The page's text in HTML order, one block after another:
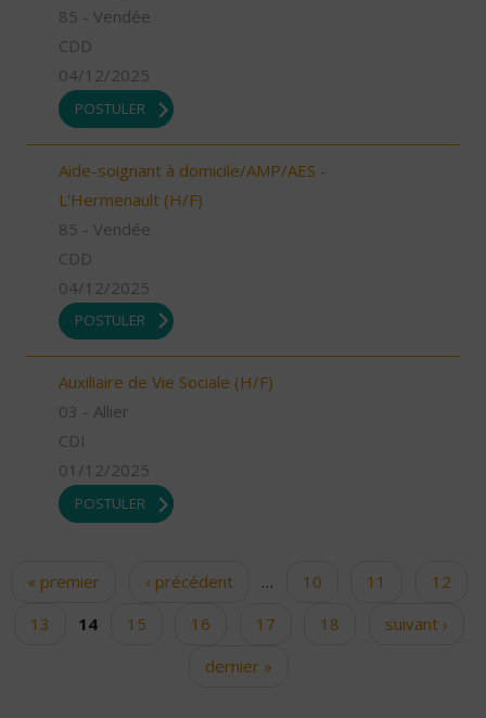
85 - Vendée
CDD
04/12/2025
POSTULER
Aide-soignant à domicile/AMP/AES -
L'Hermenault (H/F)
85 - Vendée
CDD
04/12/2025
POSTULER
Auxiliaire de Vie Sociale (H/F)
03 - Allier
CDI
01/12/2025
POSTULER
Pages
« premier ‹ précédent … 10 11
12
13
14 15 16 17 18
suivant ›
dernier »